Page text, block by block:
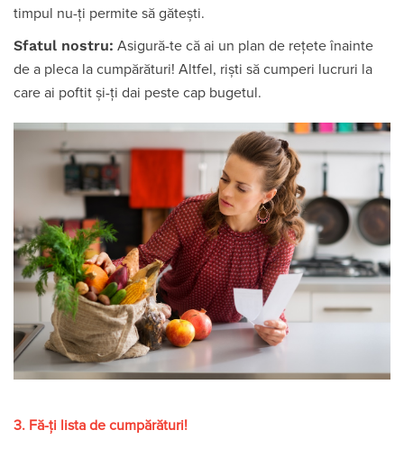
timpul nu-ți permite să gătești.
Sfatul nostru: Asigură-te că ai un plan de rețete înainte
de a pleca la cumpărături! Altfel, riști să cumperi lucruri la
care ai poftit și-ți dai peste cap bugetul.
3. Fă-ți lista de cumpărături!